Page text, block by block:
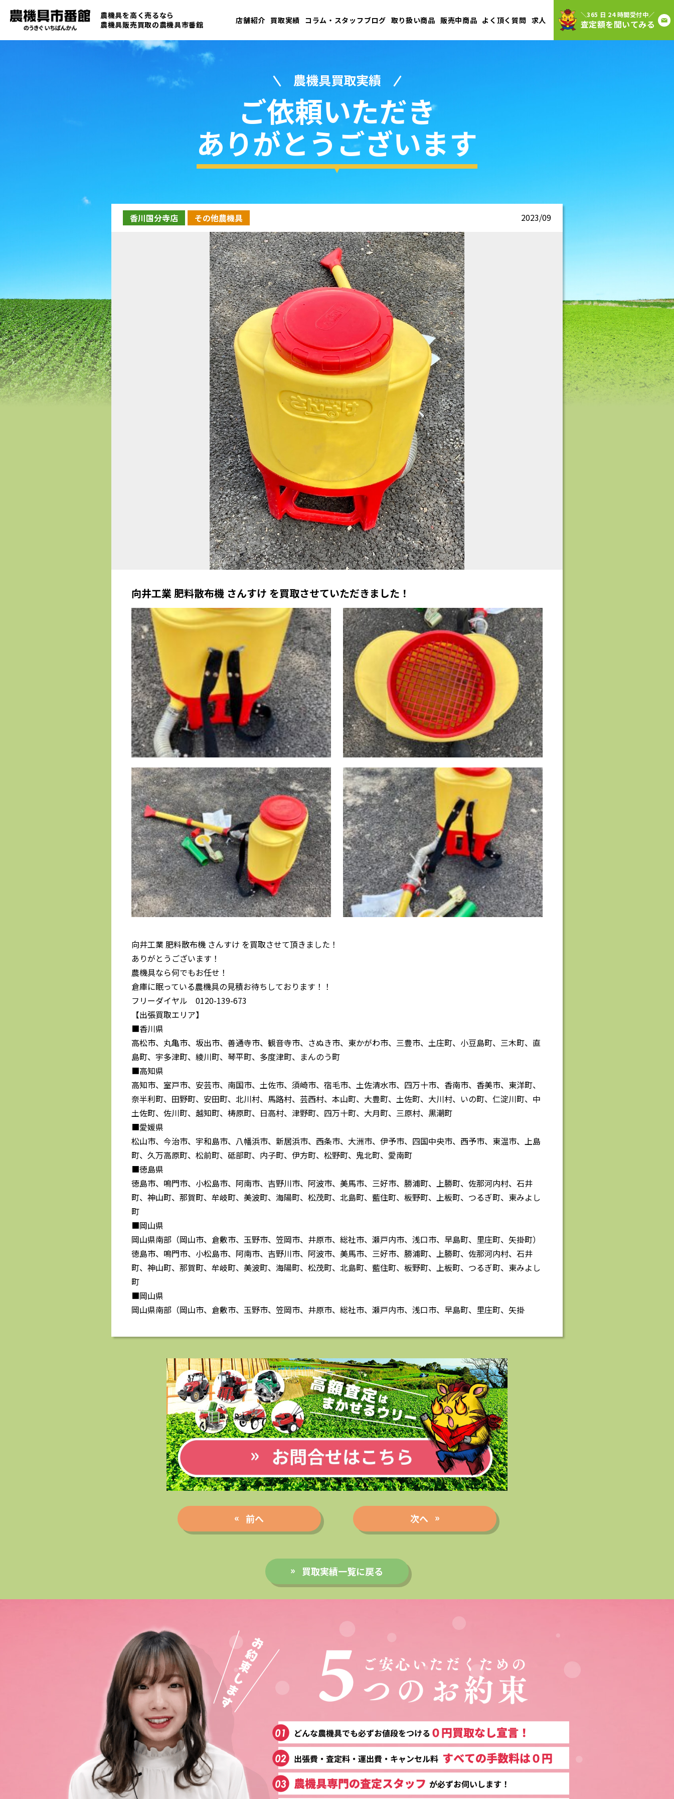
農機具を高く売るなら
農機具販売買取の農機具市番館 店舗紹介 買取実績 コラム・スタッフブログ 取り扱い商品 販売中商品 よく頂く質問 求人
＼365 日 24 時間受付中／
査定額を聞いてみる
農機具買取実績
ご依頼いただき
ありがとうございます
香川国分寺店 その他農機具 2023/09
向井工業 肥料散布機 さんすけ を買取させていただきました！
向井工業 肥料散布機 さんすけ を買取させて頂きました！
ありがとうございます！
農機具なら何でもお任せ！
倉庫に眠っている農機具の見積お待ちしております！！
フリーダイヤル 0120-139-673
【出張買取エリア】
■香川県
高松市、丸亀市、坂出市、善通寺市、観音寺市、さぬき市、東かがわ市、三豊市、土庄町、小豆島町、三木町、直
島町、宇多津町、綾川町、琴平町、多度津町、まんのう町
■高知県
高知市、室戸市、安芸市、南国市、土佐市、須崎市、宿毛市、土佐清水市、四万十市、香南市、香美市、東洋町、
奈半利町、田野町、安田町、北川村、馬路村、芸西村、本山町、大豊町、土佐町、大川村、いの町、仁淀川町、中
土佐町、佐川町、越知町、梼原町、日高村、津野町、四万十町、大月町、三原村、黒潮町
■愛媛県
松山市、今治市、宇和島市、八幡浜市、新居浜市、西条市、大洲市、伊予市、四国中央市、西予市、東温市、上島
町、久万高原町、松前町、砥部町、内子町、伊方町、松野町、鬼北町、愛南町
■徳島県
徳島市、鳴門市、小松島市、阿南市、吉野川市、阿波市、美馬市、三好市、勝浦町、上勝町、佐那河内村、石井
町、神山町、那賀町、牟岐町、美波町、海陽町、松茂町、北島町、藍住町、板野町、上板町、つるぎ町、東みよし
町
■岡山県
岡山県南部（岡山市、倉敷市、玉野市、笠岡市、井原市、総社市、瀬戸内市、浅口市、早島町、里庄町、矢掛町）
徳島市、鳴門市、小松島市、阿南市、吉野川市、阿波市、美馬市、三好市、勝浦町、上勝町、佐那河内村、石井
町、神山町、那賀町、牟岐町、美波町、海陽町、松茂町、北島町、藍住町、板野町、上板町、つるぎ町、東みよし
町
■岡山県
岡山県南部（岡山市、倉敷市、玉野市、笠岡市、井原市、総社市、瀬戸内市、浅口市、早島町、里庄町、矢掛
前へ 次へ
買取実績一覧に戻る